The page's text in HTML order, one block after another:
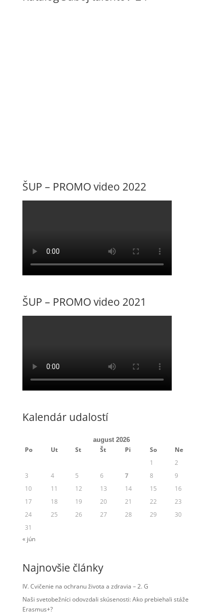
ŠUP – PROMO video 2022
ŠUP – PROMO video 2021
Kalendár udalostí
august 2026
Po Ut St Št Pi So
Ne
1
2
3
4 5 6 7 8
9
10
11 12 13 14 15
16
17
18 19 20 21 22
23
24
25 26 27 28 29
30
31
« jún
Najnovšie články
IV. Cvičenie na ochranu života a zdravia – 2. G
Naši svetobežníci odovzdali skúsenosti: Ako prebiehali stáže
Erasmus+?